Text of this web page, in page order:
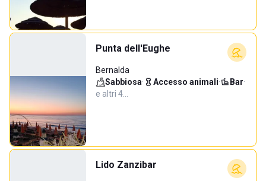
Punta dell'Eughe
Bernalda
Sabbiosa· Accesso animali· Bar·
e altri 4…
Lido Zanzibar